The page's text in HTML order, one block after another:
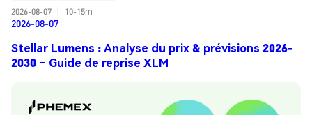
2026-08-07
10-15m
2026-08-07
Stellar Lumens : Analyse du prix & prévisions 2026-
2030 – Guide de reprise XLM